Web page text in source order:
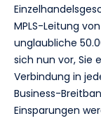
MPLS-Leitung
unglaubliche
sich nun vor, Sie
Verbindung in
Business-
Einsparungen